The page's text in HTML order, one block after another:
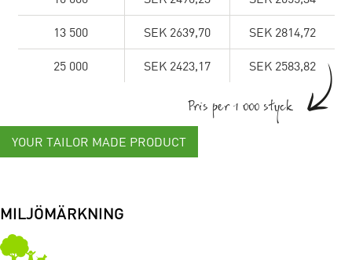
13 500 SEK 2639,70 SEK 2814,72
25 000 SEK 2423,17 SEK 2583,82
Pris per 1 000 styck
YOUR TAILOR MADE PRODUCT
MILJÖMÄRKNING